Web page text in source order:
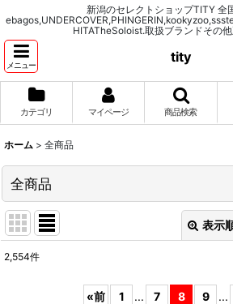
新潟のセレクトショップTITY 全
HITATheSoloist.取扱ブランドその
メニュー
tity
カテゴリ マイページ 商品検索
ホーム > 全商品
全商品
表示
2,554件
«前 1 ... 7 8 9 ...